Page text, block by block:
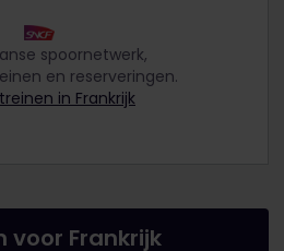
spoornetwerk,
en reserveringen.
in Frankrijk
voor Frankrijk